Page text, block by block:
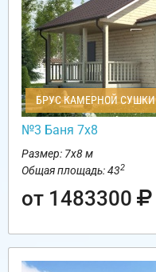
БРУС КАМЕРНОЙ СУШКИ
№3 Баня 7х8
Размер: 7х8 м
Общая площадь: 432
от 1483300